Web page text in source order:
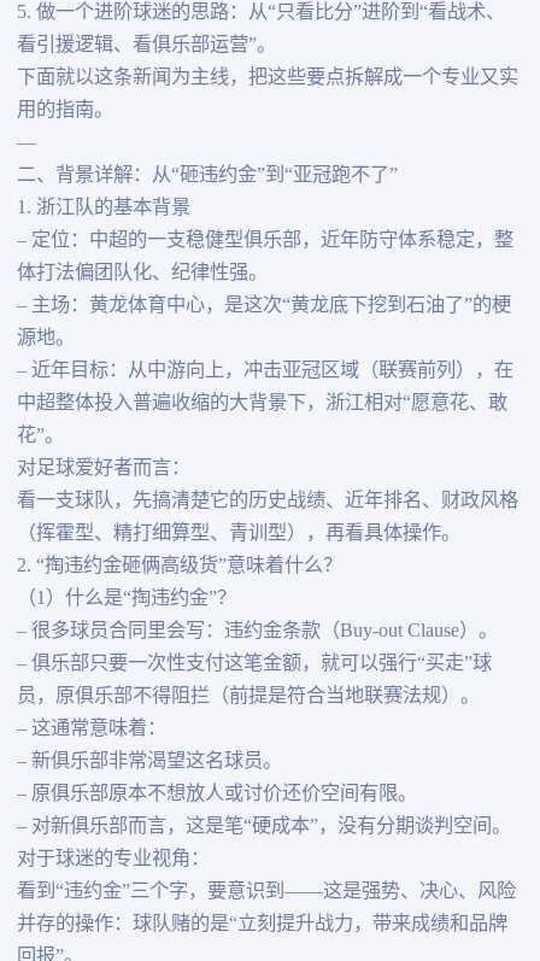
5. 做一个进阶球迷的思路：从“只看比分”进阶到“看战术、
看引援逻辑、看俱乐部运营”。
下面就以这条新闻为主线，把这些要点拆解成一个专业又实
用的指南。
—
二、背景详解：从“砸违约金”到“亚冠跑不了”
1. 浙江队的基本背景
– 定位：中超的一支稳健型俱乐部，近年防守体系稳定，整
体打法偏团队化、纪律性强。
– 主场：黄龙体育中心，是这次“黄龙底下挖到石油了”的梗
源地。
– 近年目标：从中游向上，冲击亚冠区域（联赛前列），在
中超整体投入普遍收缩的大背景下，浙江相对“愿意花、敢
花”。
对足球爱好者而言：
看一支球队，先搞清楚它的历史战绩、近年排名、财政风格
（挥霍型、精打细算型、青训型），再看具体操作。
2. “掏违约金砸俩高级货”意味着什么？
（1）什么是“掏违约金”？
– 很多球员合同里会写：违约金条款（Buy-out Clause）。
– 俱乐部只要一次性支付这笔金额，就可以强行“买走”球
员，原俱乐部不得阻拦（前提是符合当地联赛法规）。
– 这通常意味着：
– 新俱乐部非常渴望这名球员。
– 原俱乐部原本不想放人或讨价还价空间有限。
– 对新俱乐部而言，这是笔“硬成本”，没有分期谈判空间。
对于球迷的专业视角：
看到“违约金”三个字，要意识到——这是强势、决心、风险
并存的操作：球队赌的是“立刻提升战力，带来成绩和品牌
回报”。